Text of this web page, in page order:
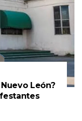
León?